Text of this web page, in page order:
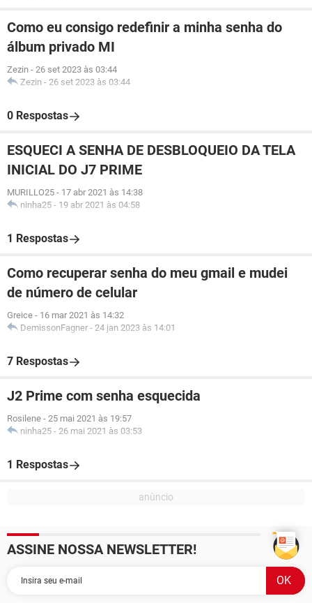
Como eu consigo redefinir a minha senha do
álbum privado MI
Zezin - 26 set 2023 às 03:44
Zezin - 26 set 2023 às 03:44
0 Respostas
ESQUECI A SENHA DE DESBLOQUEIO DA TELA
INICIAL DO J7 PRIME
MURILLO25 - 17 abr 2021 às 14:38
ninha25 - 19 abr 2021 às 04:58
1 Respostas
Como recuperar senha do meu gmail e mudei
de número de celular
Greice - 16 mar 2021 às 14:32
DemissonFagner - 24 jan 2023 às 14:01
7 Respostas
J2 Prime com senha esquecida
Rosilene - 25 mai 2021 às 19:57
ninha25 - 26 mai 2021 às 03:53
1 Respostas
ASSINE NOSSA NEWSLETTER!